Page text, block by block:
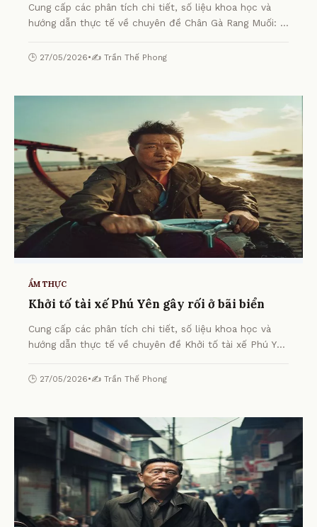
Cung cấp các phân tích chi tiết, số liệu khoa học và
hướng dẫn thực tế về chuyên đề Chân Gà Rang Muối: Bí
chuyên gia.
🕒 27/05/2026•✍️ Trần Thế Phong
ẨM THỰC
Khởi tố tài xế Phú Yên gây rối ở bãi biển
Cung cấp các phân tích chi tiết, số liệu khoa học và
hướng dẫn thực tế về chuyên đề Khởi tố tài xế Phú Yên
🕒 27/05/2026•✍️ Trần Thế Phong